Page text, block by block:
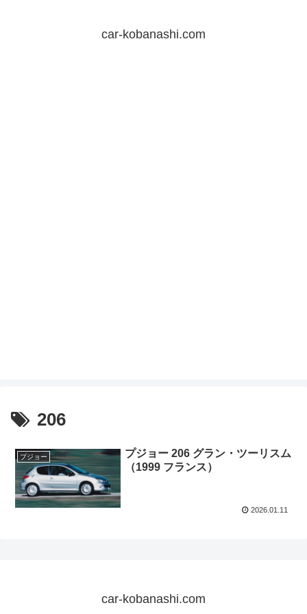
car-kobanashi.com
206
プジョー
プジョー 206 グラン・ツーリスム
（1999 フランス）
2026.01.11
car-kobanashi.com